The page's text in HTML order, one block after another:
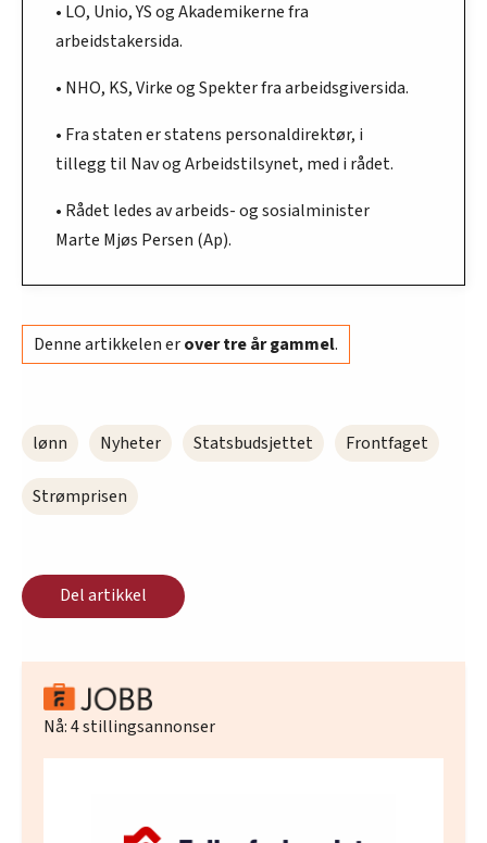
• LO, Unio, YS og Akademikerne fra
arbeidstakersida.
• NHO, KS, Virke og Spekter fra arbeidsgiversida.
• Fra staten er statens personaldirektør, i
tillegg til Nav og Arbeidstilsynet, med i rådet.
• Rådet ledes av arbeids- og sosialminister
Marte Mjøs Persen (Ap).
Denne artikkelen erover tre år gammel.
lønn Nyheter Statsbudsjettet Frontfaget
Strømprisen
Del artikkel
Nå:4stillingsannonser